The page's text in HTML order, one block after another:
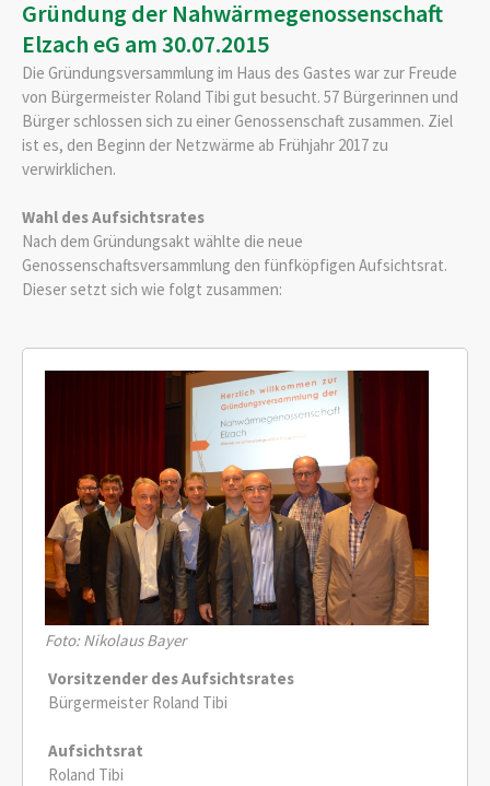
Gründung der Nahwärmegenossenschaft
Elzach eG am 30.07.2015
Die Gründungsversammlung im Haus des Gastes war zur Freude
von Bürgermeister Roland Tibi gut besucht. 57 Bürgerinnen und
Bürger schlossen sich zu einer Genossenschaft zusammen. Ziel
ist es, den Beginn der Netzwärme ab Frühjahr 2017 zu
verwirklichen.
Wahl des Aufsichtsrates
Nach dem Gründungsakt wählte die neue
Genossenschaftsversammlung den fünfköpfigen Aufsichtsrat.
Dieser setzt sich wie folgt zusammen:
Foto: Nikolaus Bayer
Vorsitzender des Aufsichtsrates
Bürgermeister Roland Tibi
Aufsichtsrat
Roland Tibi